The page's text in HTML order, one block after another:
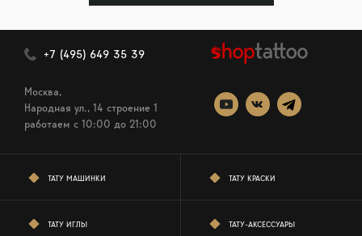
+7 (495) 649 35 39
Москва,
Народная ул., 14 строение 1
работаем c 10:00 до 21:00
ТАТУ МАШИНКИ ТАТУ КРАСКИ
ТАТУ ИГЛЫ ТАТУ-АКСЕССУАРЫ